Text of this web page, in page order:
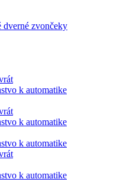
dverné zvončeky
k automatike
k automatike
k automatike
k automatike